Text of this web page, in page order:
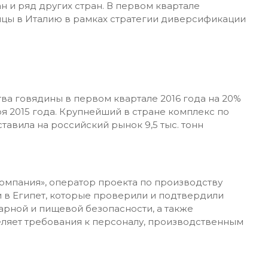
ряд других стран. В первом квартале
в Италию в рамках стратегии диверсификации
говядины в первом квартале 2016 года на 20%
2015 года. Крупнейший в стране комплекс по
на российский рынок 9,5 тыс. тонн
оператор проекта по производству
в Египет, которые проверили и подтвердили
и пищевой безопасности, а также
требования к персоналу, производственным